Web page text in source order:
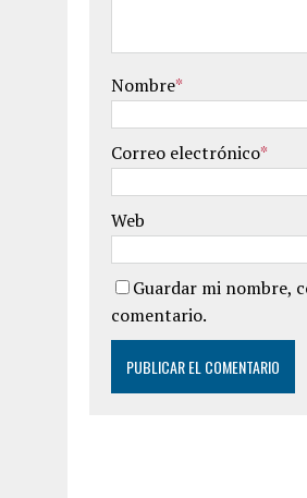
Nombre*
Correo electrónico*
Web
Guardar mi nombre,
comentario.